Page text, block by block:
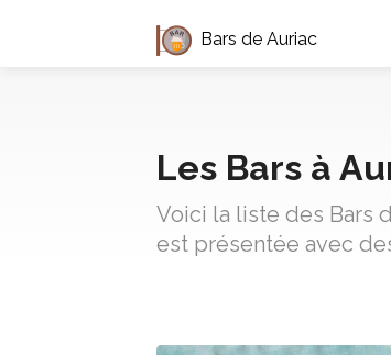
Bars de Auriac
Les Bars à
Voici la liste des Bars
est présentée avec